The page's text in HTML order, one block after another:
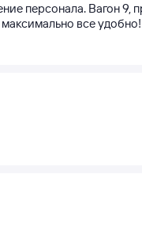
персонала. Вагон 9,
все